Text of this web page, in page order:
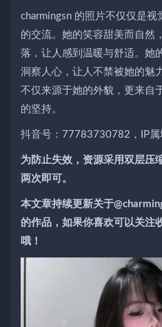
charmingsn 的照片不仅仅是
的交流。她的笑容甜美而自然
落，让人感到温暖与舒适。她
洞察人心，让人不禁被她的魅
不仅来源于她的外貌，更来自
的坚持。
抖音号：77783730782，IP属
为防止失效，资源采用双层压
两次即可。
本文章持续更新关于
的作品，如果你喜欢可以关注
哦！